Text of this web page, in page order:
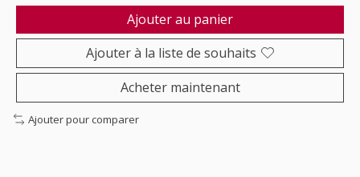
Ajouter au panier
Ajouter à la liste de souhaits
Acheter maintenant
Ajouter pour comparer